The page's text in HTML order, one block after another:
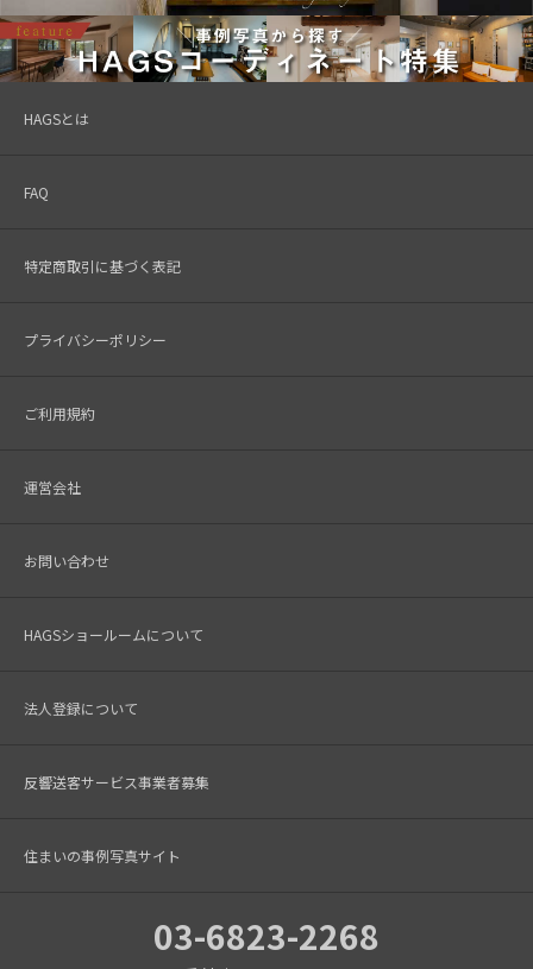
HAGSとは
FAQ
特定商取引に基づく表記
プライバシーポリシー
ご利用規約
運営会社
お問い合わせ
HAGSショールームについて
法人登録について
反響送客サービス事業者募集
住まいの事例写真サイト
03-6823-2268